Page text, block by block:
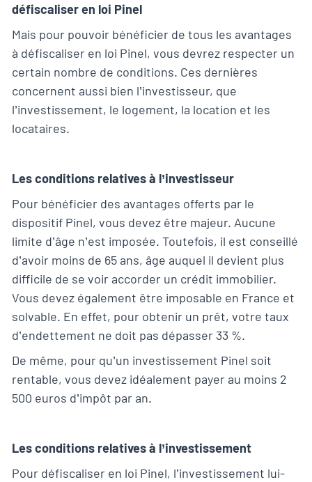
défiscaliser en loi Pinel
Mais pour pouvoir bénéficier de tous les avantages
à défiscaliser en loi Pinel, vous devrez respecter un
certain nombre de conditions. Ces dernières
concernent aussi bien l’investisseur, que
l’investissement, le logement, la location et les
locataires.
Les conditions relatives à l’investisseur
Pour bénéficier des avantages offerts par le
dispositif Pinel, vous devez être majeur. Aucune
limite d’âge n’est imposée. Toutefois, il est conseillé
d’avoir moins de 65 ans, âge auquel il devient plus
difficile de se voir accorder un crédit immobilier.
Vous devez également être imposable en France et
solvable. En effet, pour obtenir un prêt, votre taux
d’endettement ne doit pas dépasser 33 %.
De même, pour qu’un investissement Pinel soit
rentable, vous devez idéalement payer au moins 2
500 euros d’impôt par an.
Les conditions relatives à l’investissement
Pour défiscaliser en loi Pinel, l’investissement lui-